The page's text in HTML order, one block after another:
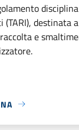
destinata
e